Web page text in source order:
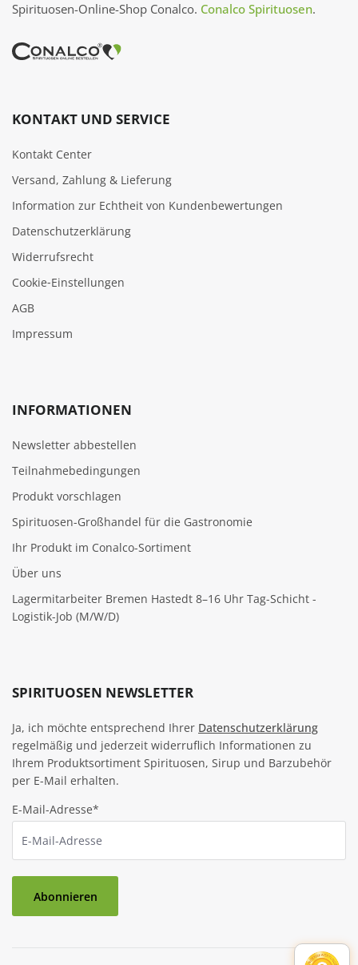
Spirituosen-Online-Shop Conalco. Conalco Spirituosen.
KONTAKT UND SERVICE
Kontakt Center
Versand, Zahlung & Lieferung
Information zur Echtheit von Kundenbewertungen
Datenschutzerklärung
Widerrufsrecht
Cookie‑Einstellungen
AGB
Impressum
INFORMATIONEN
Newsletter abbestellen
Teilnahmebedingungen
Produkt vorschlagen
Spirituosen-Großhandel für die Gastronomie
Ihr Produkt im Conalco-Sortiment
Über uns
Lagermitarbeiter Bremen Hastedt 8–16 Uhr Tag-Schicht -
Logistik-Job (M/W/D)
SPIRITUOSEN NEWSLETTER
Ja, ich möchte entsprechend Ihrer Datenschutzerklärung
regelmäßig und jederzeit widerruflich Informationen zu
Ihrem Produktsortiment Spirituosen, Sirup und Barzubehör
per E-Mail erhalten.
E-Mail-Adresse*
Abonnieren